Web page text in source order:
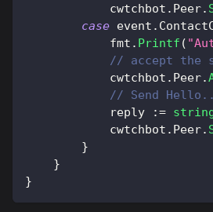
            cwtchbot
. Peer.
case event .
            fmt
. Printf (
// accept the
            cwtchbot
. Peer.
// Send
            reply
:=
            cwtchbot
. Peer.
}
}
}